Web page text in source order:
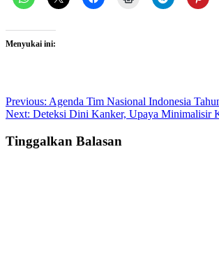
Menyukai ini:
Post
navigation
Previous: Agenda Tim Nasional Indonesia
Next: Deteksi Dini Kanker, Upaya Minimalisir
Tinggalkan Balasan